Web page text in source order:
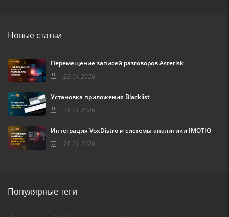
Новые статьи
Перемещение записей разговоров Asterisk
22.01.2026
Установка приложения Blacklist
21.01.2026
Интеграция VoxDistro и системы аналитики IMOTIO
21.01.2026
Популярные теги